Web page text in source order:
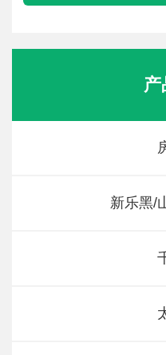
新乐黑/